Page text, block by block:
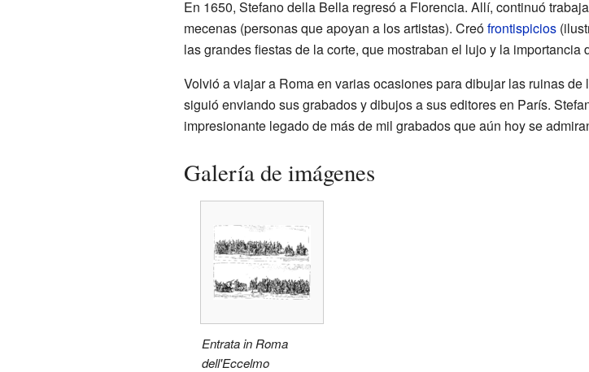
En 1650, Stefano della Bella regresó a Florencia. Allí, continuó
mecenas (personas que apoyan a los artistas). Creófrontispicios
las grandes fiestas de la corte, que mostraban el lujo y la importancia
Volvió a viajar a Roma en varias ocasiones para dibujar las ruinas
siguió enviando sus grabados y dibujos a sus editores en París.
impresionante legado de más de mil grabados que aún hoy se
Galería de imágenes
Entrata in Roma
dell'Eccelmo